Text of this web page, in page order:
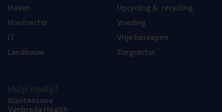
Haven
Hout­sec­tor
IT
Land­bouw
Upcy­cling& recycling
Voe­ding
Vrije beroe­pen
Zorg­sec­tor
Klan­ten­zo­ne
Van­b­re­da Health